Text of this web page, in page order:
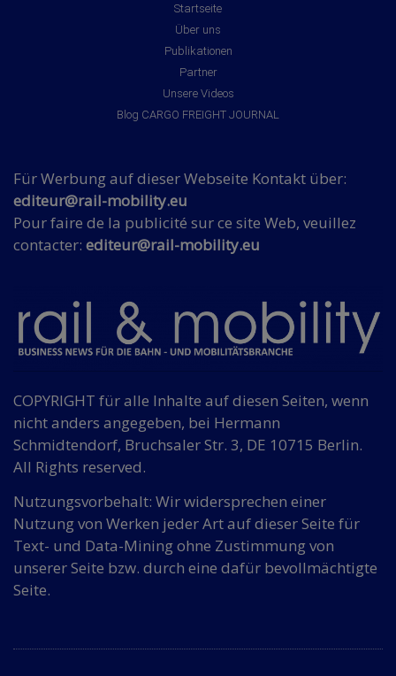
Startseite
Über uns
Publikationen
Partner
Unsere Videos
Blog CARGO FREIGHT JOURNAL
Für Werbung auf dieser Webseite Kontakt über:
editeur@rail-mobility.eu
Pour faire de la publicité sur ce site Web, veuillez
contacter: editeur@rail-mobility.eu
COPYRIGHT für alle Inhalte auf diesen Seiten, wenn
nicht anders angegeben, bei Hermann
Schmidtendorf, Bruchsaler Str. 3, DE 10715 Berlin.
All Rights reserved.
Nutzungsvorbehalt: Wir widersprechen einer
Nutzung von Werken jeder Art auf dieser Seite für
Text- und Data-Mining ohne Zustimmung von
unserer Seite bzw. durch eine dafür bevollmächtigte
Seite.